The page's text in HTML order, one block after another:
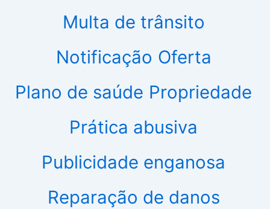
Multa de trânsito
Notificação Oferta
Plano de saúde Propriedade
Prática abusiva
Publicidade enganosa
Reparação de danos